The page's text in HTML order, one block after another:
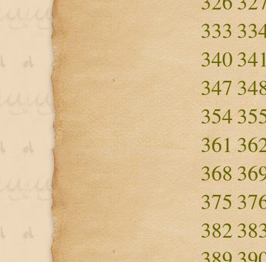
333
340
347
354
361
368
375
382